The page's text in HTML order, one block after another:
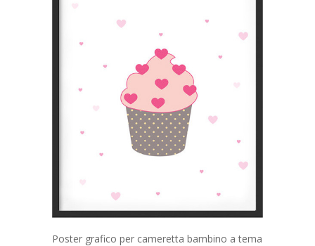
Poster grafico per cameretta bambino a tema